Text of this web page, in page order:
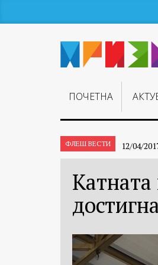
ПОЧЕТНА
ФЛЕШ ВЕСТИ 12/04/